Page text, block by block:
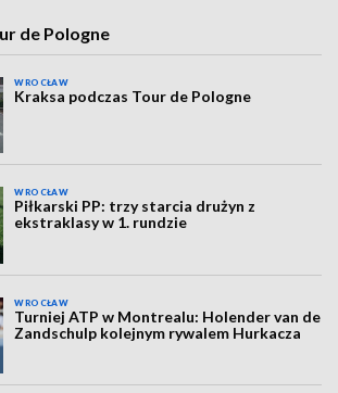
de Pologne
WROCŁAW
Kraksa podczas Tour de Pologne
WROCŁAW
Piłkarski PP: trzy starcia drużyn z
ekstraklasy w 1. rundzie
WROCŁAW
Turniej ATP w Montrealu: Holender van de
Zandschulp kolejnym rywalem Hurkacza